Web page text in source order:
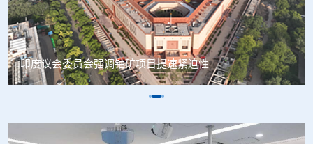
中核辐智正式设立 中国同辐持股90%打通核医疗全产业链